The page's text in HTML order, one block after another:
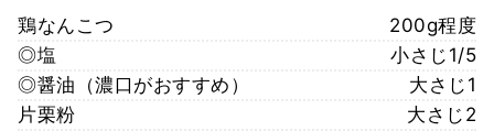
鶏なんこつ
200g程度
◎塩
小さじ1/5
◎醤油（濃口がおすすめ）
大さじ1
片栗粉
大さじ2